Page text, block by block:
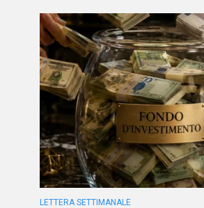
LETTERA SETTIMANALE